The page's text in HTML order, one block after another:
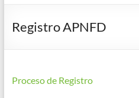
Registro APNFD
Proceso de Registro